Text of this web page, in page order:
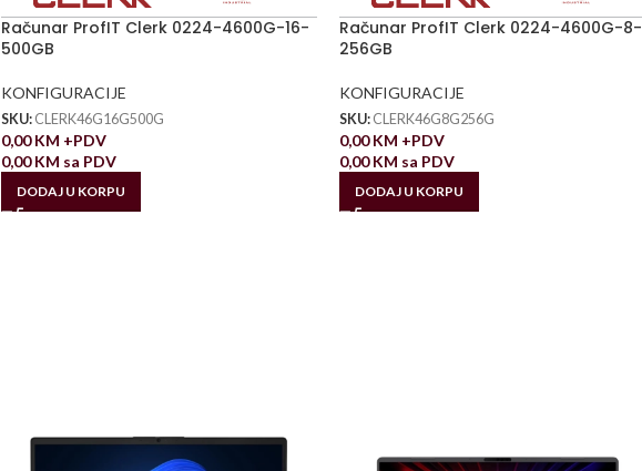
Računar ProfIT Clerk 0224-4600G-16-
500GB
KONFIGURACIJE
SKU: CLERK46G16G500G
0,00KM +PDV
0,00KM sa PDV
DODAJ U KORPU
Računar ProfIT Clerk 0224-4600G-8-
256GB
KONFIGURACIJE
SKU: CLERK46G8G256G
0,00KM +PDV
0,00KM sa PDV
DODAJ U KORPU